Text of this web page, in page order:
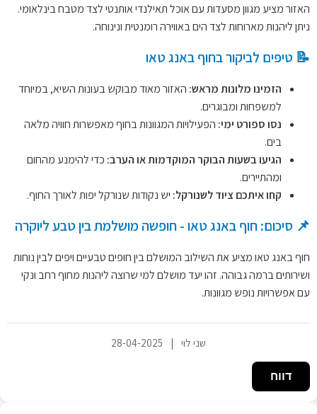
האזור מציע מגוון מסעדות עם אוכל תאילנדי אותנטי לצד מטבח בינלאומי.
ניתן ליהנות מארוחות לצד הים באווירה רומנטית ונינוחה.
📝 טיפים לביקור בחוף באנג טאו
הזמינו מלונות מראש: האזור מאוד מבוקש בעונות השיא, במיוחד
למשפחות ומבוגרים.
נסו ספורט ימי: הפעילויות המגוונות בחוף מאפשרות חוויה מלאה
בים.
הגיעו בשעות הבוקר המוקדמות או הערב: כדי להימנע מהחום
ומהתיירים.
קחו איתכם ציוד לשנורקל: יש נקודות שנורקל יפות לאורך החוף.
📌 סיכום: חוף באנג טאו - חופשה מושלמת בין טבע ליוקרה
חוף באנג טאו מציע את השילוב המושלם בין חופים טבעיים ויפים לבין נוחות
ושירותים ברמה גבוהה. זהו יעד מושלם למי שרוצה ליהנות מחוף רחב ונקי
עם אפשרויות נופש מגוונות.
שני לוי |
28-04-2025
דווח